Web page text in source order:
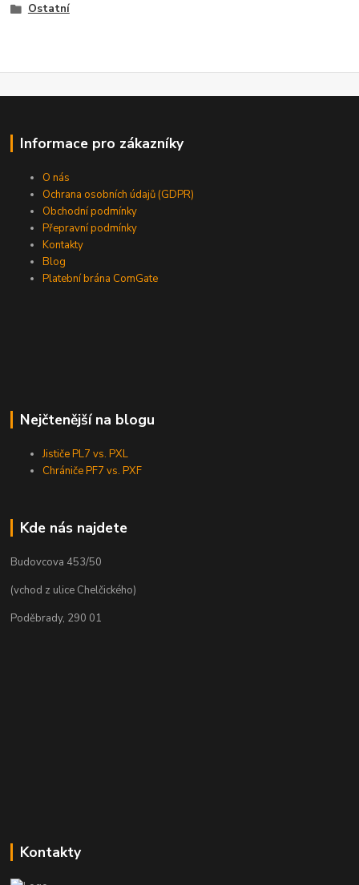
Ostatní
Informace pro zákazníky
O nás
Ochrana osobních údajů (GDPR)
Obchodní podmínky
Přepravní podmínky
Kontakty
Blog
Platební brána ComGate
Nejčtenější na blogu
Jističe PL7 vs. PXL
Chrániče PF7 vs. PXF
Kde nás najdete
Budovcova 453/50
(vchod z ulice Chelčického)
Poděbrady, 290 01
Kontakty